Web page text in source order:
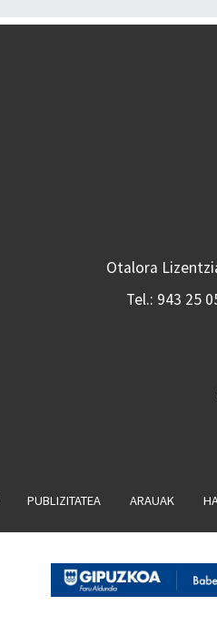
Otalora
Tel.: 943 25
PUBLIZITATEA ARAUAK